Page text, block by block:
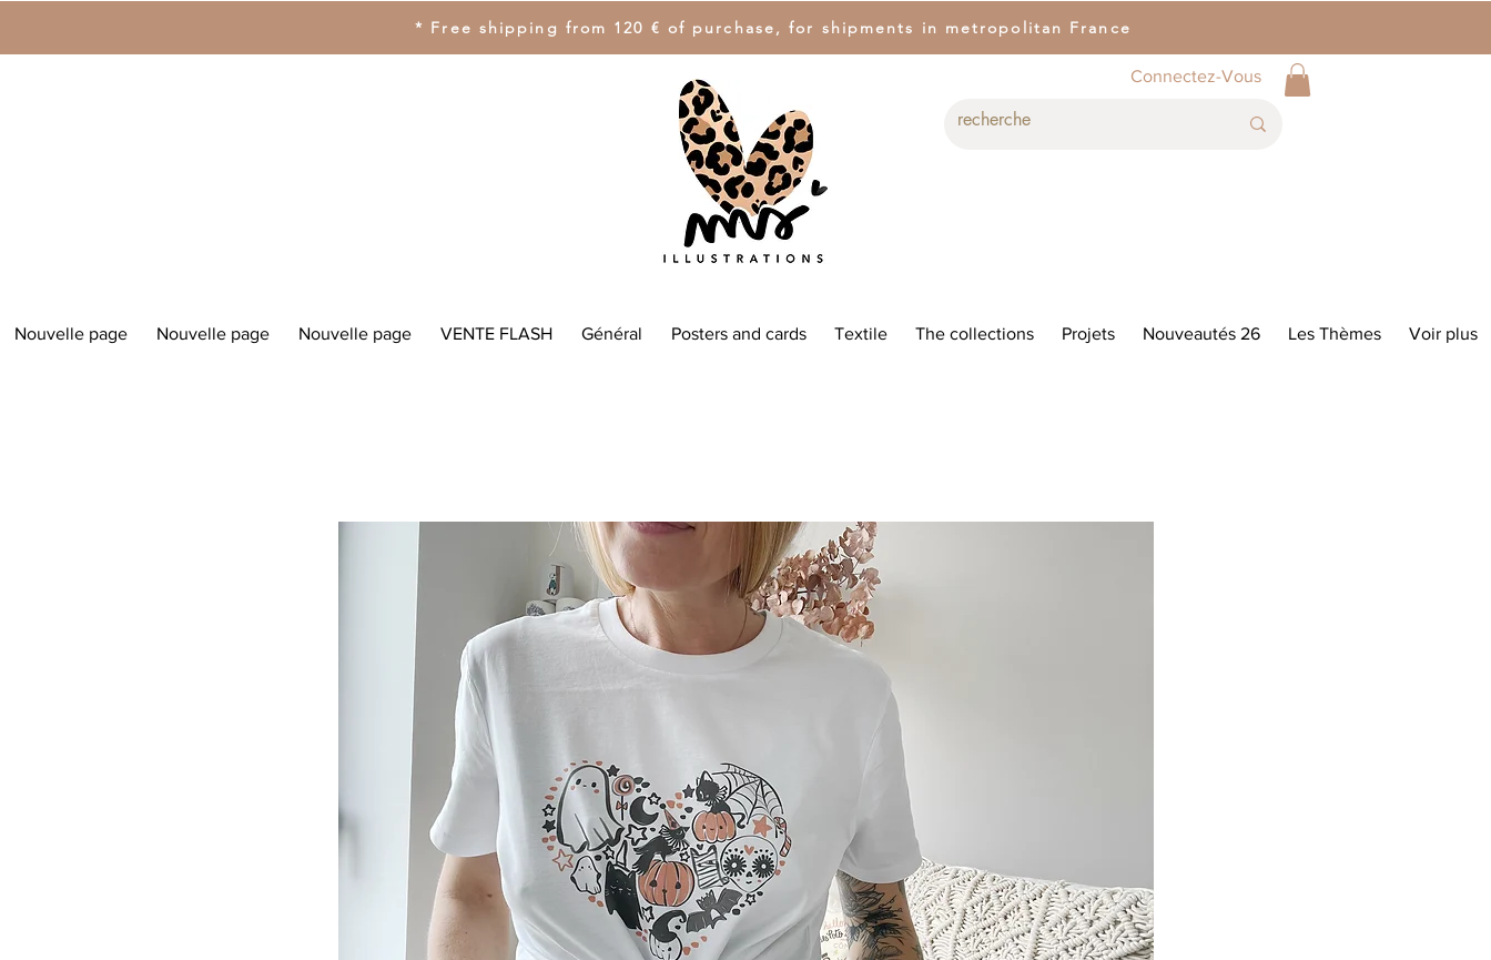
* Free shipping from 120 € of purchase, for shipments in metropolitan France
Connectez-Vous
Nouvelle page Nouvelle page Nouvelle page VENTE FLASH Général Posters and cards Textile The collections Projets Nouveautés 26 Les Thèmes Voir plus